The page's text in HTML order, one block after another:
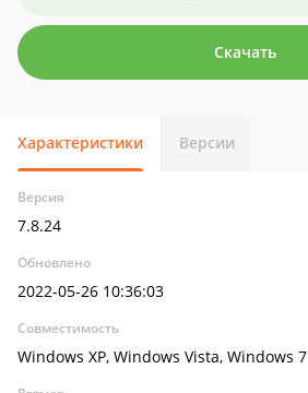
Скачать
Характеристики Версии
Версия
7.8.24
Обновлено
2022-05-26 10:36:03
Совместимость
Windows XP, Windows Vista, Windows 7